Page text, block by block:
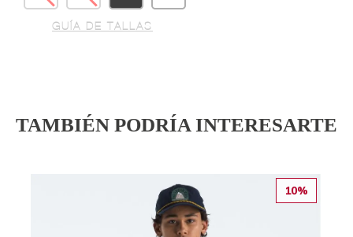
GUÍA DE TALLAS
TAMBIÉN PODRÍA INTERESARTE
10%